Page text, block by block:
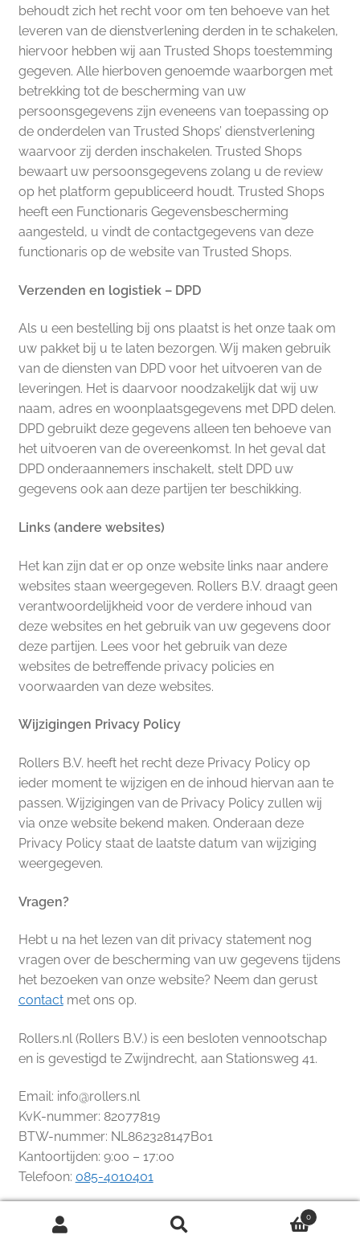
behoudt zich het recht voor om ten behoeve van het
leveren van de dienstverlening derden in te schakelen,
hiervoor hebben wij aan Trusted Shops toestemming
gegeven. Alle hierboven genoemde waarborgen met
betrekking tot de bescherming van uw
persoonsgegevens zijn eveneens van toepassing op
de onderdelen van Trusted Shops’ dienstverlening
waarvoor zij derden inschakelen. Trusted Shops
bewaart uw persoonsgegevens zolang u de review
op het platform gepubliceerd houdt. Trusted Shops
heeft een Functionaris Gegevensbescherming
aangesteld, u vindt de contactgegevens van deze
functionaris op de website van Trusted Shops.
Verzenden en logistiek – DPD
Als u een bestelling bij ons plaatst is het onze taak om
uw pakket bij u te laten bezorgen. Wij maken gebruik
van de diensten van DPD voor het uitvoeren van de
leveringen. Het is daarvoor noodzakelijk dat wij uw
naam, adres en woonplaatsgegevens met DPD delen.
DPD gebruikt deze gegevens alleen ten behoeve van
het uitvoeren van de overeenkomst. In het geval dat
DPD onderaannemers inschakelt, stelt DPD uw
gegevens ook aan deze partijen ter beschikking.
Links (andere websites)
Het kan zijn dat er op onze website links naar andere
websites staan weergegeven. Rollers B.V. draagt geen
verantwoordelijkheid voor de verdere inhoud van
deze websites en het gebruik van uw gegevens door
deze partijen. Lees voor het gebruik van deze
websites de betreffende privacy policies en
voorwaarden van deze websites.
Wijzigingen Privacy Policy
Rollers B.V. heeft het recht deze Privacy Policy op
ieder moment te wijzigen en de inhoud hiervan aan te
passen. Wijzigingen van de Privacy Policy zullen wij
via onze website bekend maken. Onderaan deze
Privacy Policy staat de laatste datum van wijziging
weergegeven.
Vragen?
Hebt u na het lezen van dit privacy statement nog
vragen over de bescherming van uw gegevens tijdens
het bezoeken van onze website? Neem dan gerust
contactmet ons op.
Rollers.nl (Rollers B.V.) is een besloten vennootschap
en is gevestigd te Zwijndrecht, aan Stationsweg 41.
Email: info@rollers.nl
KvK-nummer: 82077819
BTW-nummer: NL862328147B01
Kantoortijden: 9:00 – 17:00
Telefoon: 085-4010401
Versie: Privacy Policy – mei 2020 0